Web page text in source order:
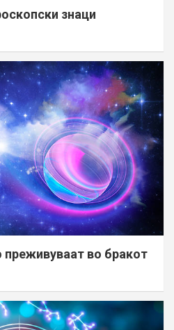
знаци
преживуваат во бракот